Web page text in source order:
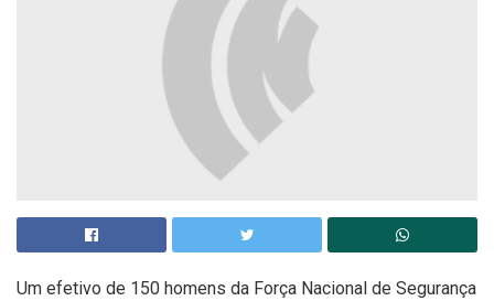
Um efetivo de 150 homens da Força Nacional de Segurança